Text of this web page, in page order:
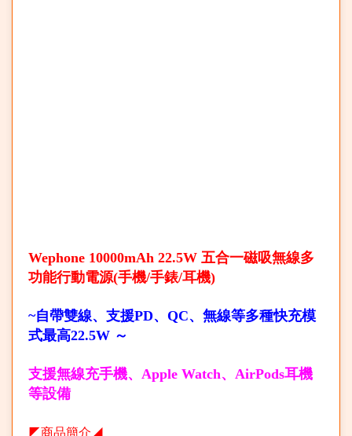
Wephone 10000mAh 22.5W 五合一磁吸無線多
功能行動電源(手機/手錶/耳機)
~自帶雙線、支援PD、QC、無線等多種快充模
式最高22.5W ～
支援無線充手機、Apple Watch、AirPods耳機
等設備
◤商品簡介◢